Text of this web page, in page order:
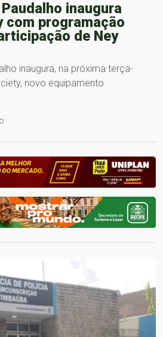
inaugura
com programação
de Ney
inaugura, na próxima terça-
novo equipamento